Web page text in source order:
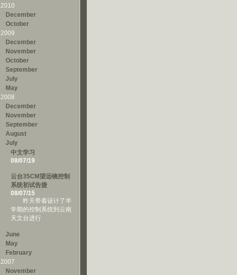
2010
December
October
2009
December
November
October
September
July
May
2008
December
November
September
August
July
中文学习
08/07/19
云台35CM望远镜控制
系统初试告捷
08/07/15
昨天带着设计了半
学期的控制系统到云南
天文台进行
June
May
February
2007
November